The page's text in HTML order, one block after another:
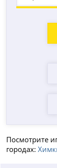
Посмотрите
городах: